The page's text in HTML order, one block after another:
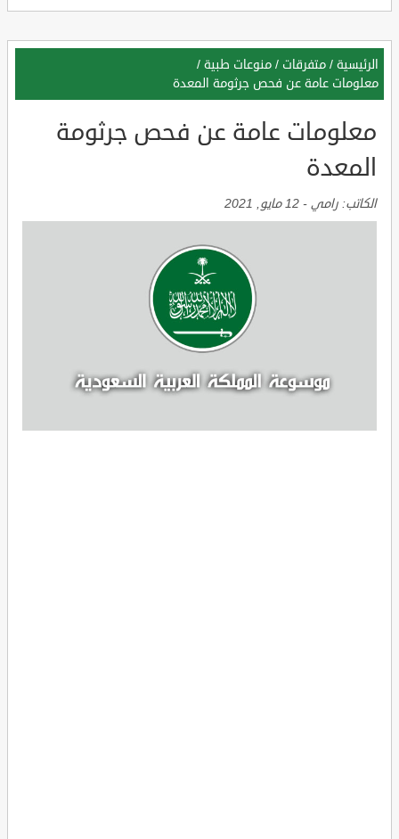
الرئيسية / متفرقات / منوعات طبية /
معلومات عامة عن فحص جرثومة المعدة
معلومات عامة عن فحص جرثومة
المعدة
الكاتب: رامي - 12 مايو, 2021